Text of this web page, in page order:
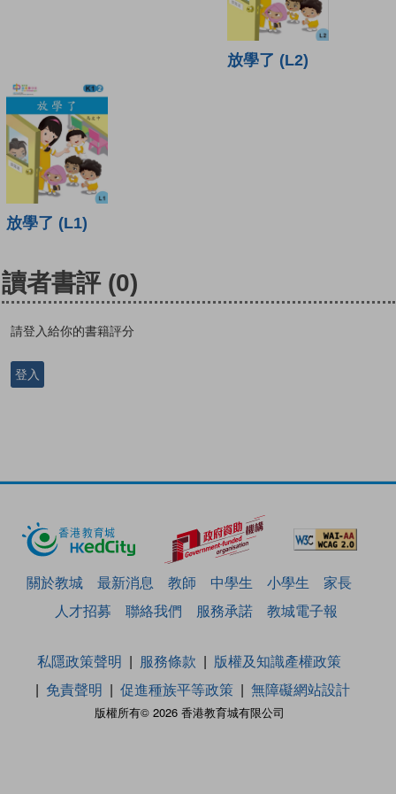
放學了 (L2)
放學了 (L1)
讀者書評 (0)
請登入給你的書籍評分
登入
關於教城 最新消息 教師 中學生 小學生
家長
人才招募
聯絡我們 服務承諾 教城電子報
版權所有© 2026 香港教育城有限公司
私隱政策聲明 服務條款
版權及知識產權政策
免責聲明
促進種族平等政策 無障礙網站設計